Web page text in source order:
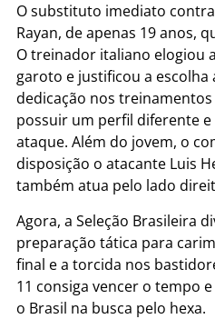
O substituto imediato
Rayan, de apenas 19 anos,
O treinador italiano elogiou
garoto e justificou a escolha
dedicação nos
possuir um perfil diferente
ataque. Além do jovem, o
disposição o atacante Luis
também atua pelo lado
Agora, a Seleção Brasileira
preparação tática para
final e a torcida nos
11 consiga vencer o tempo
o Brasil na busca pelo hexa.